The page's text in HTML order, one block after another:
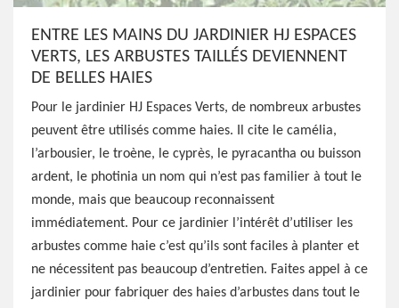
ENTRE LES MAINS DU JARDINIER HJ ESPACES
VERTS, LES ARBUSTES TAILLÉS DEVIENNENT
DE BELLES HAIES
Pour le jardinier HJ Espaces Verts, de nombreux arbustes
peuvent être utilisés comme haies. Il cite le camélia,
l’arbousier, le troène, le cyprès, le pyracantha ou buisson
ardent, le photinia un nom qui n’est pas familier à tout le
monde, mais que beaucoup reconnaissent
immédiatement. Pour ce jardinier l’intérêt d’utiliser les
arbustes comme haie c’est qu’ils sont faciles à planter et
ne nécessitent pas beaucoup d’entretien. Faites appel à ce
jardinier pour fabriquer des haies d’arbustes dans tout le